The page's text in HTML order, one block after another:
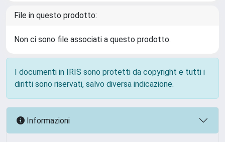
File in questo prodotto:
Non ci sono file associati a questo prodotto.
I documenti in IRIS sono protetti da copyright e tutti i
diritti sono riservati, salvo diversa indicazione.
Informazioni